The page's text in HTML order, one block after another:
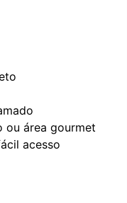
ou área gourmet